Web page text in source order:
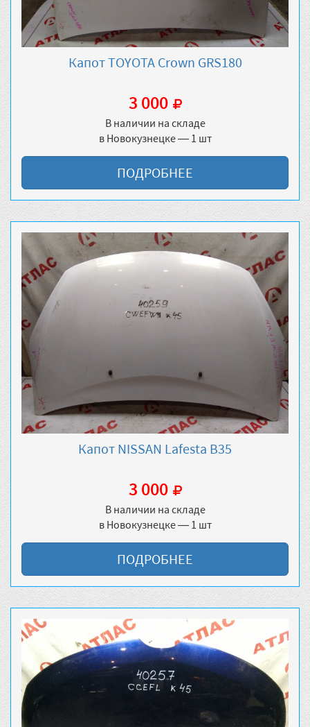
Капот TOYOTA Crown GRS180
3 000
В наличии на складе
в Новокузнецке — 1 шт
ПОДРОБНЕЕ
Капот NISSAN Lafesta B35
3 000
В наличии на складе
в Новокузнецке — 1 шт
ПОДРОБНЕЕ